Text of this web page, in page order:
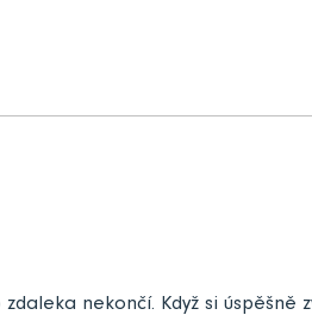
nekončí. Když si úspěšně